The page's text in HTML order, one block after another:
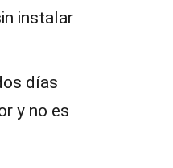
instalar
días
y no es